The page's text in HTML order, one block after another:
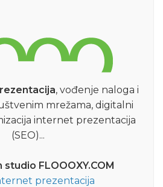
, vođenje naloga i
mrežama, digitalni
internet prezentacija
(SEO)...
FLOOOXY.COM
prezentacija